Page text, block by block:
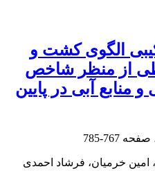
الگوی کشت و
از منظر شاخص
منابع آبی در پایین
767-785
امین خرمیان، فرشاد احمدی